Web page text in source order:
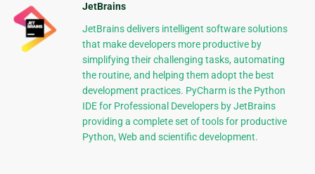
JetBrains
JetBrains delivers intelligent software solutions
that make developers more productive by
simplifying their challenging tasks, automating
the routine, and helping them adopt the best
development practices. PyCharm is the Python
IDE for Professional Developers by JetBrains
providing a complete set of tools for productive
Python, Web and scientific development.